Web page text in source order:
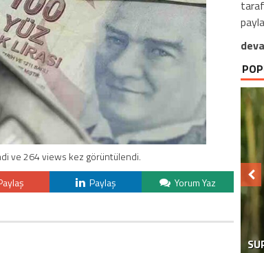
ve 264 views kez görüntülendi.
Paylaş Yorum Yaz